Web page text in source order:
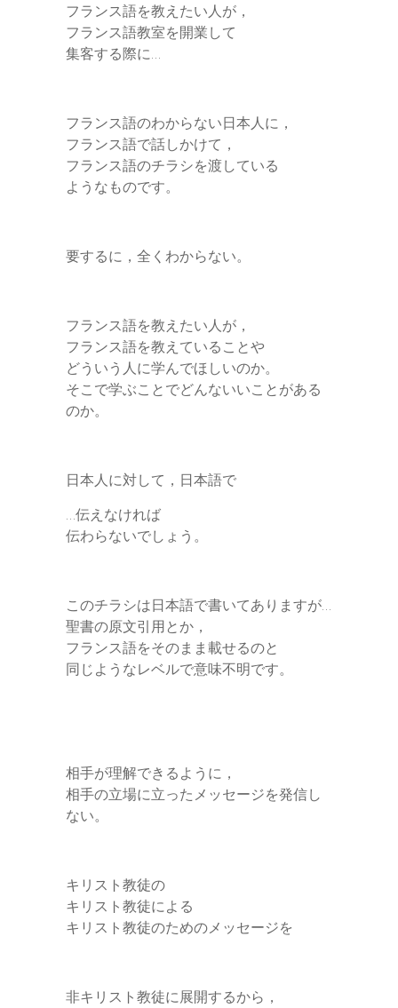
フランス語を教えたい人が，
フランス語教室を開業して
集客する際に…
フランス語のわからない日本人に，
フランス語で話しかけて，
フランス語のチラシを渡している
ようなものです。
要するに，全くわからない。
フランス語を教えたい人が，
フランス語を教えていることや
どういう人に学んでほしいのか。
そこで学ぶことでどんないいことがある
のか。
日本人に対して，日本語で
…伝えなければ
伝わらないでしょう。
このチラシは日本語で書いてありますが…
聖書の原文引用とか，
フランス語をそのまま載せるのと
同じようなレベルで意味不明です。
相手が理解できるように，
相手の立場に立ったメッセージを発信し
ない。
キリスト教徒の
キリスト教徒による
キリスト教徒のためのメッセージを
非キリスト教徒に展開するから，